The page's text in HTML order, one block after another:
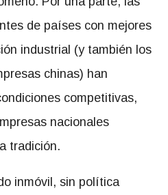
de países con mejores
industrial (y también los
chinas) han
competitivas,
nacionales
tradición.
inmóvil, sin política